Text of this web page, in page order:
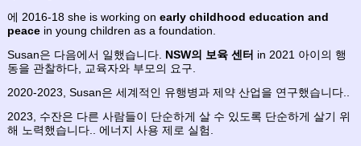
에 2016-18 she is working onearly childhood education and
peace in young children as a foundation.
Susan은 다음에서 일했습니다. NSW의 보육 센터 in 2021 아이의 행
동을 관찰하다, 교육자와 부모의 요구.
2020-2023, Susan은 세계적인 유행병과 제약 산업을 연구했습니다..
2023, 수잔은 다른 사람들이 단순하게 살 수 있도록 단순하게 살기 위
해 노력했습니다.. 에너지 사용 제로 실험.